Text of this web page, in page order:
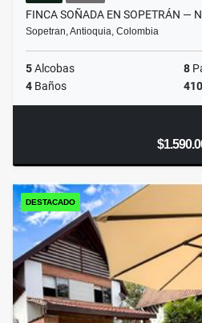
FINCA SOÑADA EN SOPETRÁN —
Sopetran, Antioquia, Colombia
5Alcobas 8
4 Baños 410
DESTACADO